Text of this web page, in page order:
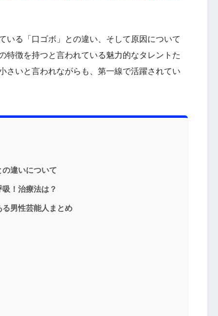
いる「口ゴボ」との違い、そして原因について
特徴を持つと言われている魅力的なタレントた
さいと言われながらも、第一線で活躍されてい
違いについて
！治療法は？
男性芸能人まとめ